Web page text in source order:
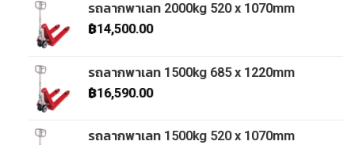
รถลากพาเลท 2000kg 520 x 1070mm
฿14,500.00
รถลากพาเลท 1500kg 685 x 1220mm
฿16,590.00
รถลากพาเลท 1500kg 520 x 1070mm